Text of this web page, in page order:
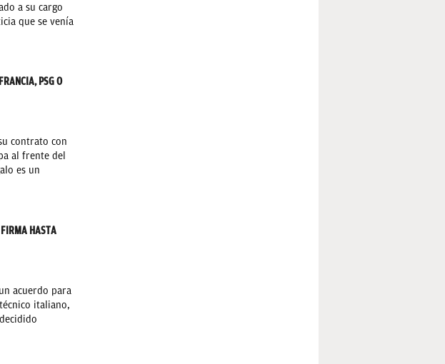
a su cargo
que se venía
PSG O
contrato con
al frente del
es un
HASTA
acuerdo para
italiano,